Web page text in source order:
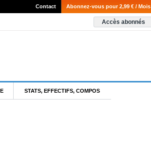
Abonnez-vous pour 2,99 € / Mois
Contact
Accès abonnés
STATS, EFFECTIFS, COMPOS